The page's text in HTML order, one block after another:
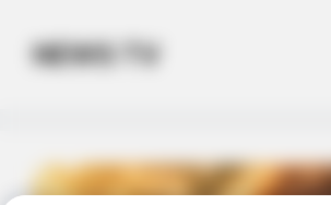
contentNEWS TV